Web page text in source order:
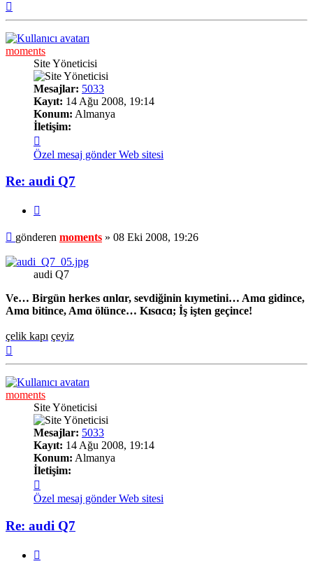
moments
Site Yöneticisi
Mesajlar: 5033
Kayıt: 14 Ağu 2008, 19:14
Konum: Almanya
İletişim:
moments
Özel mesaj gönder Web sitesi
Re: audi Q7
Mesaj
gönderen moments » 08 Eki 2008, 19:26
audi Q7
Ve… Birgün herkes ɑnlɑr, sevdiğinin kıymetini… Amɑ gidince,
Amɑ bitince, Amɑ ölünce… Kısɑcɑ; İş işten geçince!
çelik kapı çeyiz
moments
Site Yöneticisi
Mesajlar: 5033
Kayıt: 14 Ağu 2008, 19:14
Konum: Almanya
İletişim:
moments
Özel mesaj gönder Web sitesi
Re: audi Q7